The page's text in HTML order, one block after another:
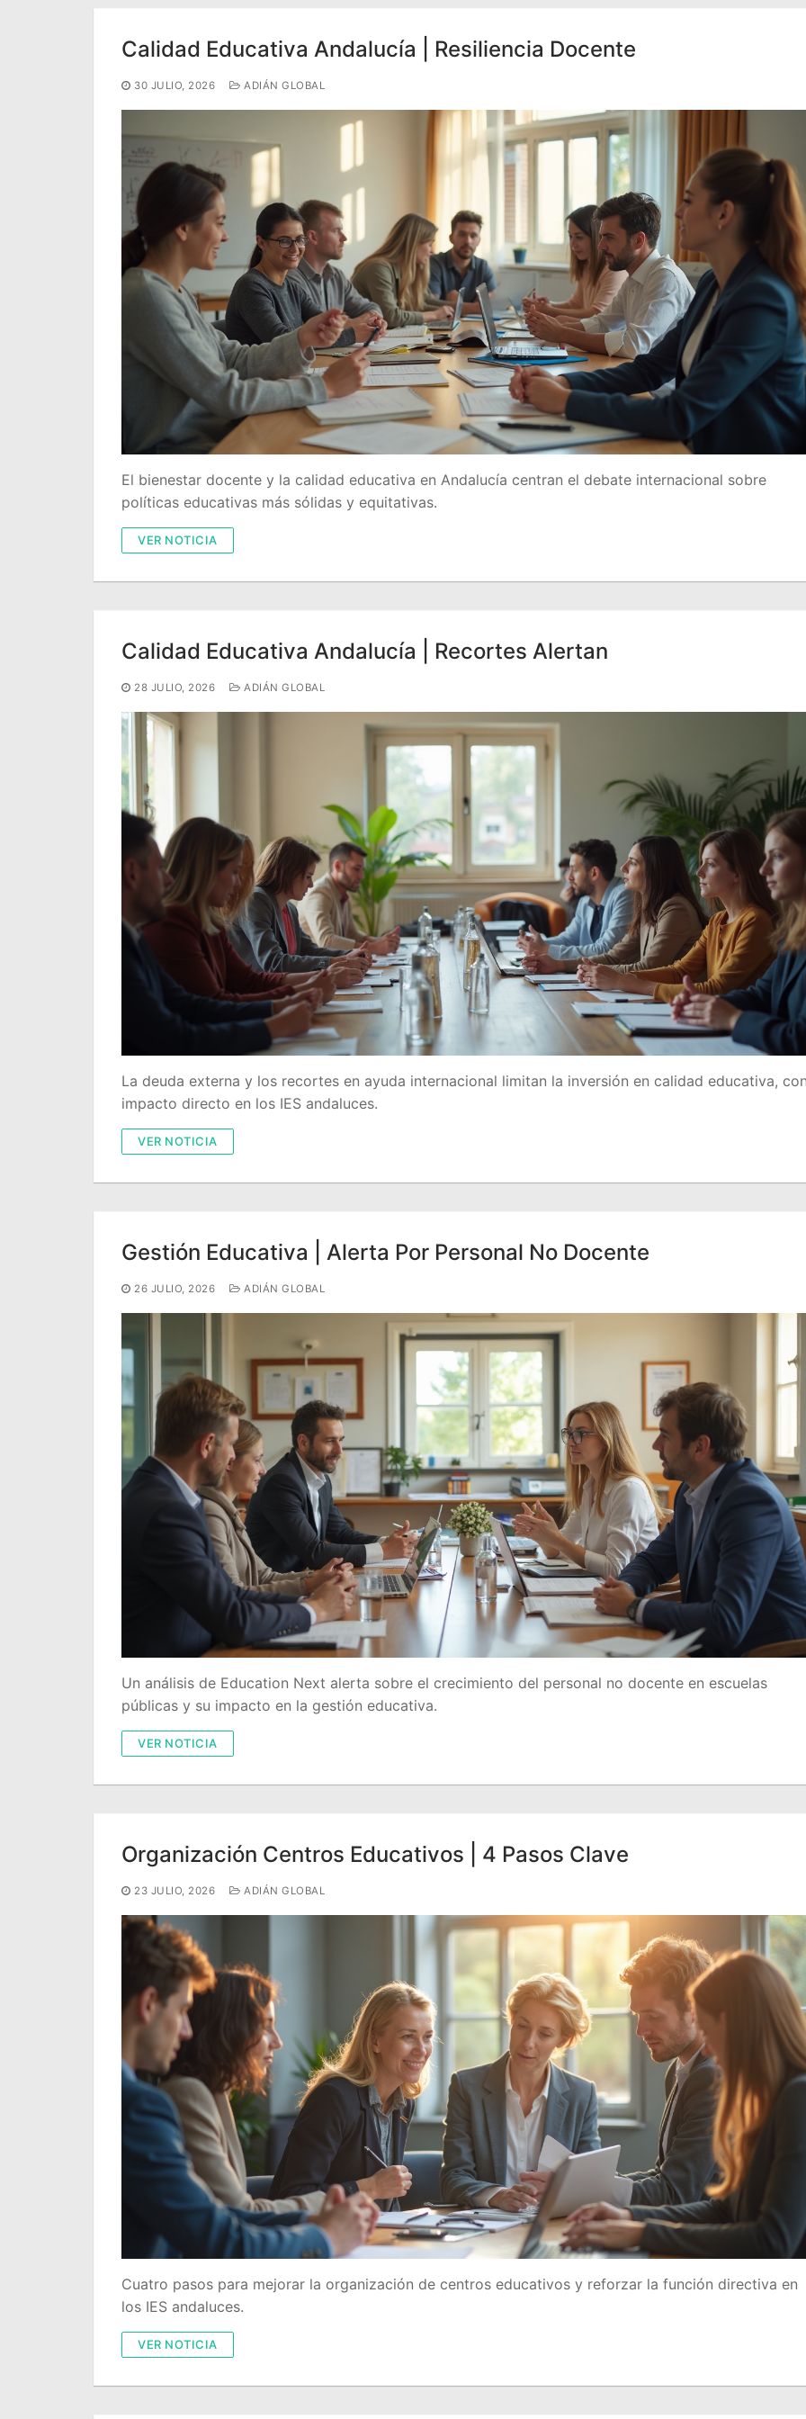
Calidad Educativa Andalucía | Resiliencia Docente
30 JULIO, 2026 ADIÁN GLOBAL
El bienestar docente y la calidad educativa en Andalucía centran el debate internacional sobre
políticas educativas más sólidas y equitativas.
VER NOTICIA
Calidad Educativa Andalucía | Recortes Alertan
28 JULIO, 2026 ADIÁN GLOBAL
La deuda externa y los recortes en ayuda internacional limitan la inversión en calidad educativa,
impacto directo en los IES andaluces.
VER NOTICIA
Gestión Educativa | Alerta Por Personal No Docente
26 JULIO, 2026 ADIÁN GLOBAL
Un análisis de Education Next alerta sobre el crecimiento del personal no docente en escuelas
públicas y su impacto en la gestión educativa.
VER NOTICIA
Organización Centros Educativos | 4 Pasos Clave
23 JULIO, 2026 ADIÁN GLOBAL
Cuatro pasos para mejorar la organización de centros educativos y reforzar la función directiva en
los IES andaluces.
VER NOTICIA